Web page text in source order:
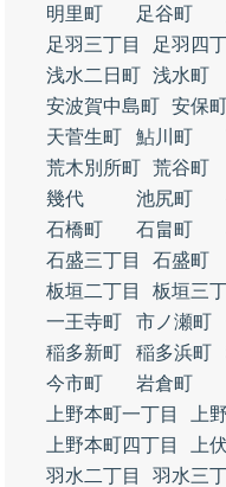
明里町 足谷町
足羽三丁目
足羽四
浅水二日町 浅水町
安波賀中島町 安保
天菅生町
鮎川町
荒木別所町 荒谷町
幾代
池尻町
石橋町
石畠町
石盛三丁目
石盛町
板垣二丁目
板垣三
一王寺町
市ノ瀬町
稲多新町
稲多浜町
今市町
岩倉町
上野本町一丁目
上
上野本町四丁目
上
羽水二丁目
羽水三